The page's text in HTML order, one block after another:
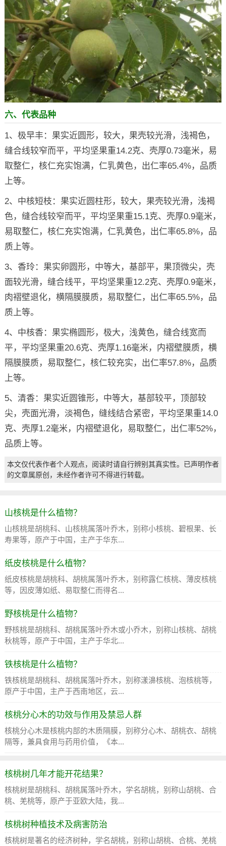
六、代表品种
1、极早丰：果实近圆形，较大，果壳较光滑，浅褐色，
缝合线较窄而平，平均坚果重14.2克、壳厚0.73毫米，易
取整仁，核仁充实饱满，仁乳黄色，出仁率65.4%，品质
上等。
2、中核短枝：果实近圆柱形，较大，果壳较光滑，浅褐
色，缝合线较窄而平，平均坚果重15.1克、壳厚0.9毫米，
易取整仁，核仁充实饱满，仁乳黄色，出仁率65.8%，品
质上等。
3、香玲：果实卵圆形，中等大，基部平，果顶微尖，壳
面较光滑，缝合线平，平均坚果重12.2克、壳厚0.9毫米，
肉褶壁退化，横隔膜膜质，易取整仁，出仁率65.5%，品
质上等。
4、中核香：果实椭圆形，极大，浅黄色，缝合线宽而
平，平均坚果重20.6克、壳厚1.16毫米，内褶壁膜质，横
隔膜膜质，易取整仁，核仁较充实，出仁率57.8%，品质
上等。
5、清香：果实近圆锥形，中等大，基部较平，顶部较
尖，壳面光滑，淡褐色，缝线结合紧密，平均坚果重14.0
克、壳厚1.2毫米，内褶壁退化，易取整仁，出仁率52%，
品质上等。
本文仅代表作者个人观点，阅读时请自行辨别其真实性。已声明作者
的文章属原创，未经作者许可不得进行转载。
山核桃是什么植物？
山核桃是胡桃科、山核桃属落叶乔木，别称小核桃、碧根果、长
寿果等，原产于中国，主产于华东...
纸皮核桃是什么植物？
纸皮核桃是胡桃科、胡桃属落叶乔木，别称露仁核桃、薄皮核桃
等，因皮薄如纸、易取整仁而得名...
野核桃是什么植物？
野核桃是胡桃科、胡桃属落叶乔木或小乔木，别称山核桃、胡桃
秋桃等，原产于中国，主产于华北...
铁核桃是什么植物？
铁核桃是胡桃科、胡桃属落叶乔木，别称漾濞核桃、泡核桃等，
原产于中国，主产于西南地区，云...
核桃分心木的功效与作用及禁忌人群
核桃分心木是核桃内部的木质隔膜，别称分心木、胡桃衣、胡桃
隔等，兼具食用与药用价值，《本...
核桃树几年才能开花结果？
核桃树是胡桃科、胡桃属落叶乔木，学名胡桃，别称山胡桃、合
桃、羌桃等，原产于亚欧大陆，我...
核桃树种植技术及病害防治
核桃树是著名的经济树种，学名胡桃，别称山胡桃、合桃、羌桃